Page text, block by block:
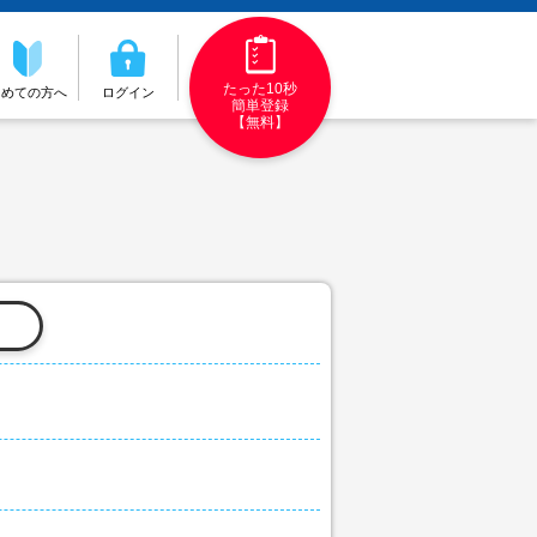
ての方へ ログイン
たった10秒
簡単登録
【無料】